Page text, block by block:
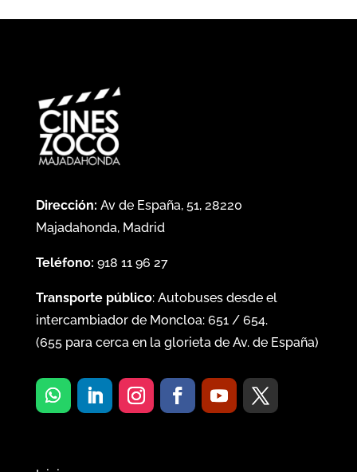
Dirección: Av de España, 51, 28220
Majadahonda, Madrid
Teléfono: 918 11 96 27
Transporte público: Autobuses desde el
intercambiador de Moncloa: 651/ 654.
(655para cerca en la glorieta de Av. de España)